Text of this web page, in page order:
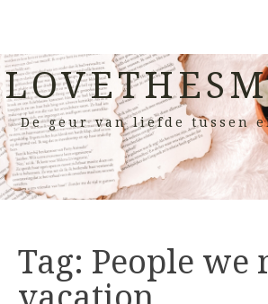
De geur van liefde tussen
Tag: People we